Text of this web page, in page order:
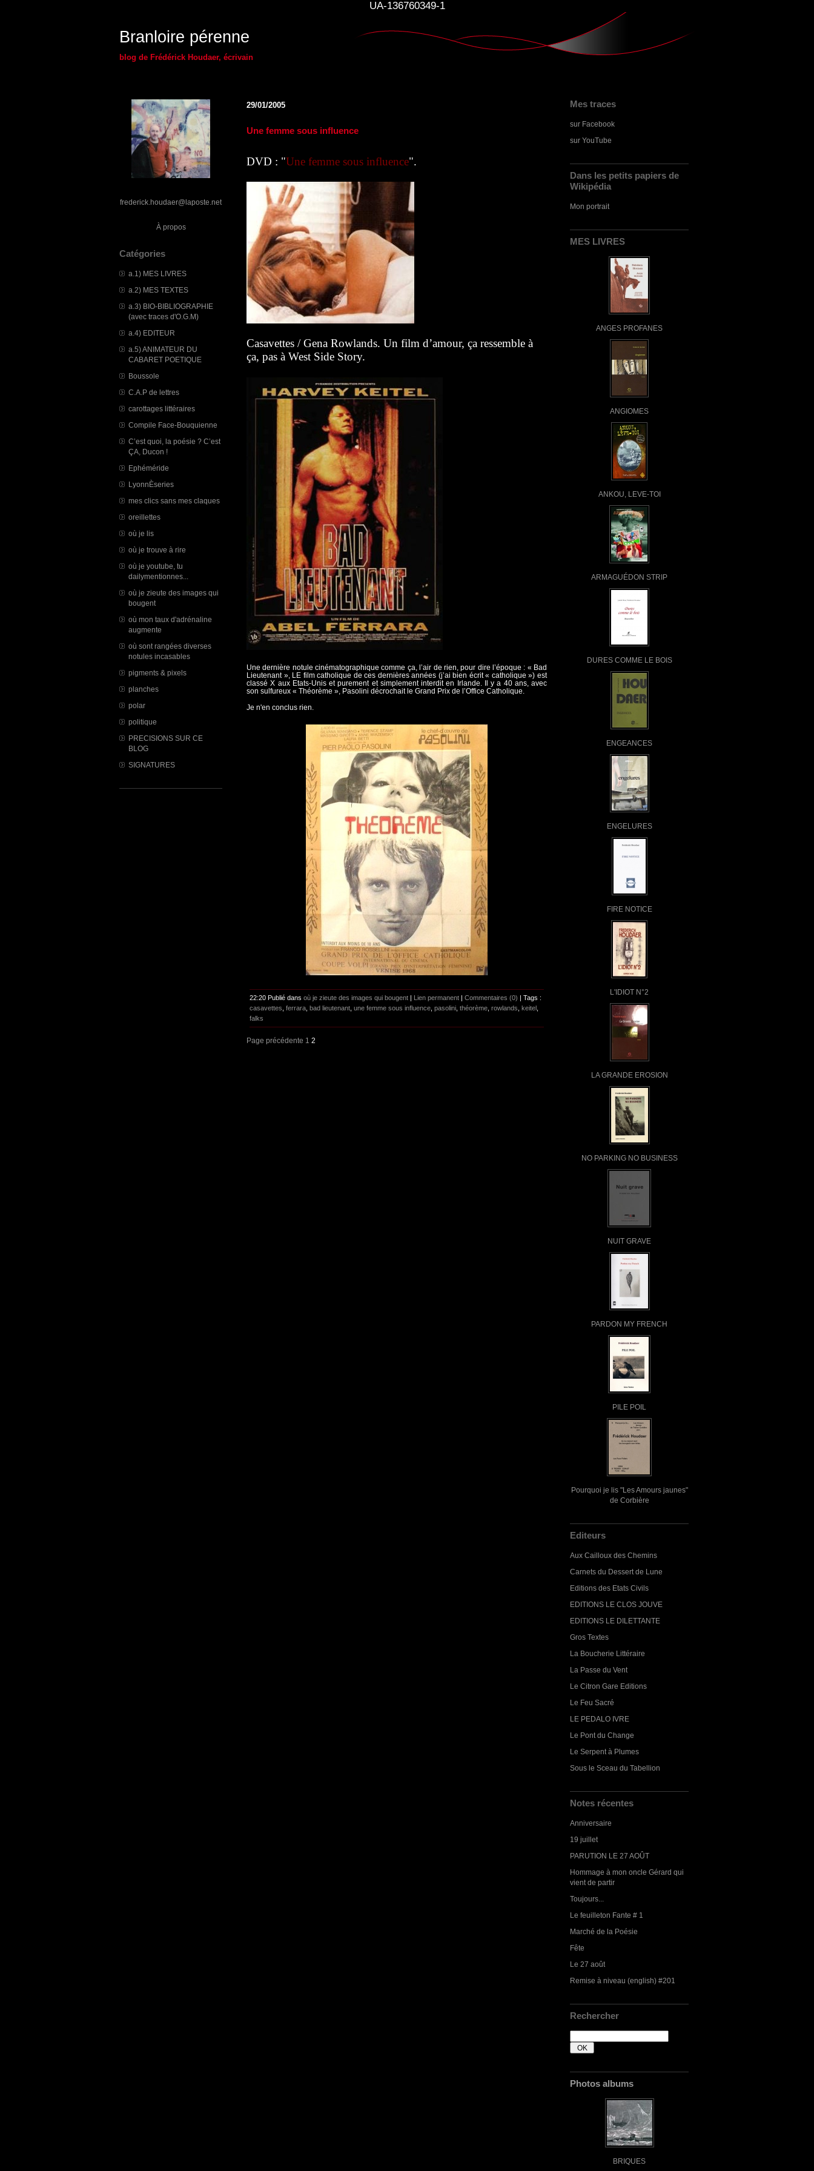
UA-136760349-1
Branloire pérenne
blog de Frédérick Houdaer, écrivain
frederick.houdaer@laposte.net
À propos
Catégories
a.1) MES LIVRES
a.2) MES TEXTES
a.3) BIO-BIBLIOGRAPHIE
(avec traces d'O.G.M)
a.4) EDITEUR
a.5) ANIMATEUR DU
CABARET POETIQUE
Boussole
C.A.P de lettres
carottages littéraires
Compile Face-Bouquienne
C’est quoi, la poésie ? C’est
ÇA, Ducon !
Ephéméride
LyonnÈseries
mes clics sans mes claques
oreillettes
où je lis
où je trouve à rire
où je youtube, tu
dailymentionnes...
où je zieute des images qui
bougent
où mon taux d'adrénaline
augmente
où sont rangées diverses
notules incasables
pigments & pixels
planches
polar
politique
PRECISIONS SUR CE
BLOG
SIGNATURES
Mes traces
sur Facebook
sur YouTube
Dans les petits papiers de
Wikipédia
Mon portrait
MES LIVRES
ANGES PROFANES
ANGIOMES
ANKOU, LEVE-TOI
ARMAGUÉDON STRIP
DURES COMME LE BOIS
ENGEANCES
ENGELURES
FIRE NOTICE
L'IDIOT N°2
LA GRANDE EROSION
NO PARKING NO BUSINESS
NUIT GRAVE
PARDON MY FRENCH
PILE POIL
Pourquoi je lis "Les Amours jaunes"
de Corbière
Editeurs
Aux Cailloux des Chemins
Carnets du Dessert de Lune
Editions des Etats Civils
EDITIONS LE CLOS JOUVE
EDITIONS LE DILETTANTE
Gros Textes
La Boucherie Littéraire
La Passe du Vent
Le Citron Gare Editions
Le Feu Sacré
LE PEDALO IVRE
Le Pont du Change
Le Serpent à Plumes
Sous le Sceau du Tabellion
Notes récentes
Anniversaire
19 juillet
PARUTION LE 27 AOÛT
Hommage à mon oncle Gérard qui
vient de partir
Toujours...
Le feuilleton Fante # 1
Marché de la Poésie
Fête
Le 27 août
Remise à niveau (english) #201
Rechercher
Photos albums
BRIQUES
29/01/2005
Une femme sous influence
DVD : "Une femme sous influence".
Casavettes / Gena Rowlands. Un film d’amour, ça ressemble à
ça, pas à West Side Story.
Une dernière notule cinématographique comme ça, l’air de rien, pour dire l’époque : « Bad
Lieutenant », LE film catholique de ces dernières années (j’ai bien écrit « catholique ») est
classé X aux Etats-Unis et purement et simplement interdit en Irlande. Il y a 40 ans, avec
son sulfureux « Théorème », Pasolini décrochait le Grand Prix de l’Office Catholique.
Je n'en conclus rien.
22:20 Publié dans où je zieute des images qui bougent Lien permanent Commentaires (0) | Tags :
casavettes ferrara bad lieutenant une femme sous influence pasolini théorème rowlands keitel
falks
Page précédente 1 2